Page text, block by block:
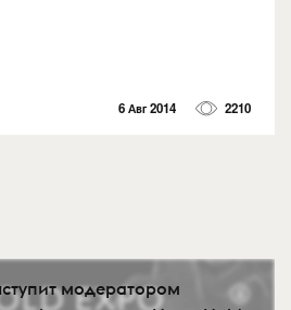
6 Авг 2014 2210
модератором